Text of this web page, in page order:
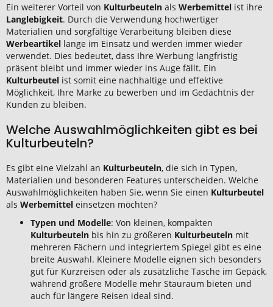
Ein weiterer Vorteil von Kulturbeuteln als Werbemittel ist ihre
Langlebigkeit. Durch die Verwendung hochwertiger
Materialien und sorgfältige Verarbeitung bleiben diese
Werbeartikel lange im Einsatz und werden immer wieder
verwendet. Dies bedeutet, dass Ihre Werbung langfristig
präsent bleibt und immer wieder ins Auge fällt. Ein
Kulturbeutel ist somit eine nachhaltige und effektive
Möglichkeit, Ihre Marke zu bewerben und im Gedächtnis der
Kunden zu bleiben.
Welche Auswahlmöglichkeiten gibt es bei
Kulturbeuteln?
Es gibt eine Vielzahl an Kulturbeuteln, die sich in Typen,
Materialien und besonderen Features unterscheiden. Welche
Auswahlmöglichkeiten haben Sie, wenn Sie einen Kulturbeutel
als Werbemittel einsetzen möchten?
Typen und Modelle: Von kleinen, kompakten
Kulturbeuteln bis hin zu größeren Kulturbeuteln mit
mehreren Fächern und integriertem Spiegel gibt es eine
breite Auswahl. Kleinere Modelle eignen sich besonders
gut für Kurzreisen oder als zusätzliche Tasche im Gepäck,
während größere Modelle mehr Stauraum bieten und
auch für längere Reisen ideal sind.